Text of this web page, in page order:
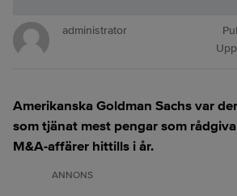
administrator
Amerikanska Goldman Sachs var
som tjänat mest pengar som
M&A-affärer hittills i år.
ANNONS